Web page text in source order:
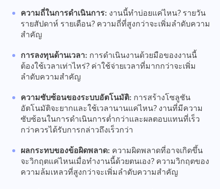
ความถี่ในการดำเนินการ: งานนี้ทำบ่อยแค่ไหน? รายวัน
รายสัปดาห์ รายเดือน? ความถี่ที่สูงกว่าจะเพิ่มลำดับความ
สำคัญ
การลงทุนด้านเวลา: การดำเนินงานด้วยมือของงานนี้
ต้องใช้เวลาเท่าไหร่? ค่าใช้จ่ายเวลาที่มากกว่าจะเพิ่ม
ลำดับความสำคัญ
ความซับซ้อนของระบบอัตโนมัติ: การสร้างโซลูชัน
อัตโนมัติจะยากและใช้เวลานานแค่ไหน? งานที่มีความ
ซับซ้อนในการดำเนินการต่ำกว่าและผลตอบแทนที่เร็ว
กว่าควรได้รับการกล่าวถึงเร็วกว่า
ผลกระทบของข้อผิดพลาด: ความผิดพลาดที่อาจเกิดขึ้น
จะวิกฤตแค่ไหนเมื่อทำงานนี้ด้วยตนเอง? ความวิกฤตของ
ความล้มเหลวที่สูงกว่าจะเพิ่มลำดับความสำคัญ